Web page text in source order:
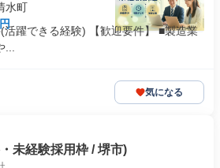
水町
活躍できる経験) 【歓迎要件】 ■製造業
気になる
未経験採用枠 / 堺市)